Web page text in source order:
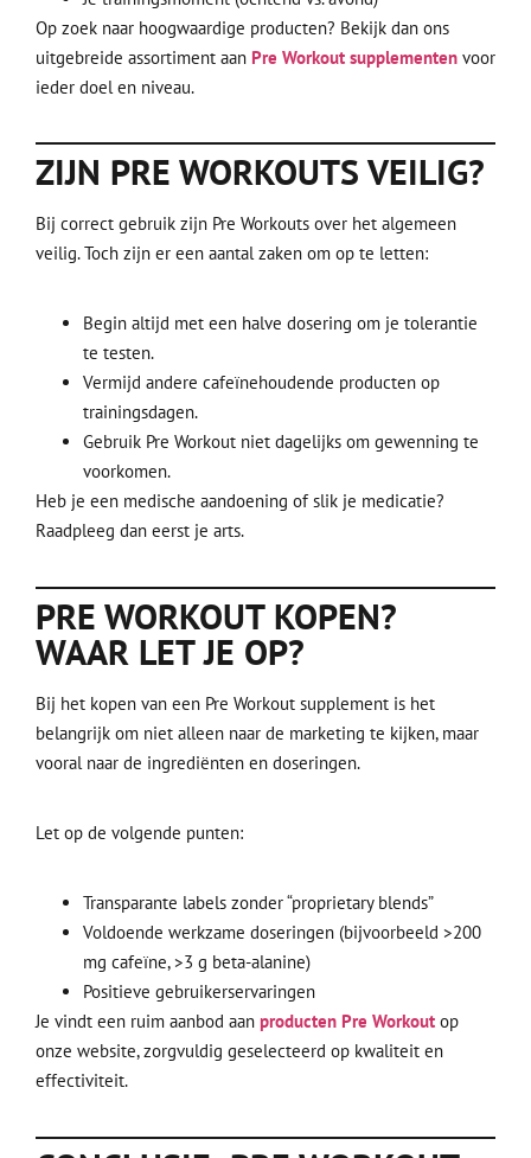
Op zoek naar hoogwaardige producten? Bekijk dan ons
uitgebreide assortiment aan Pre Workout supplementen voor
ieder doel en niveau.
ZIJN PRE WORKOUTS VEILIG?
Bij correct gebruik zijn Pre Workouts over het algemeen
veilig. Toch zijn er een aantal zaken om op te letten:
Begin altijd met een halve dosering om je tolerantie
te testen.
Vermijd andere cafeïnehoudende producten op
trainingsdagen.
Gebruik Pre Workout niet dagelijks om gewenning te
voorkomen.
Heb je een medische aandoening of slik je medicatie?
Raadpleeg dan eerst je arts.
PRE WORKOUT KOPEN?
WAAR LET JE OP?
Bij het kopen van een Pre Workout supplement is het
belangrijk om niet alleen naar de marketing te kijken, maar
vooral naar de ingrediënten en doseringen.
Let op de volgende punten:
Transparante labels zonder “proprietary blends”
Voldoende werkzame doseringen (bijvoorbeeld >200
mg cafeïne, >3 g beta-alanine)
Positieve gebruikerservaringen
Je vindt een ruim aanbod aan producten Pre Workout op
onze website, zorgvuldig geselecteerd op kwaliteit en
effectiviteit.